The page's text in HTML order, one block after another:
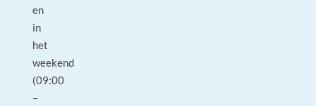
en
in
het
weekend
(09:00
–